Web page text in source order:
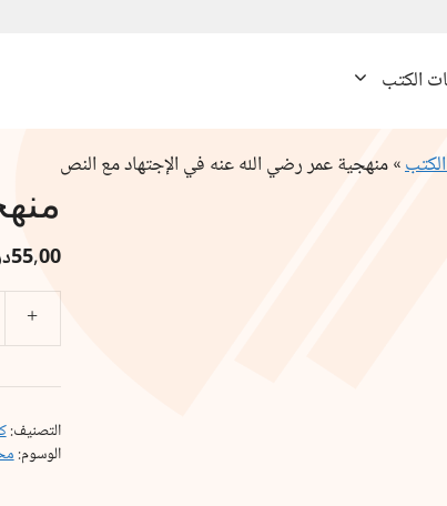
الكتب
»منهجية عمر رضي الله عنه في الإجتهاد مع النص
55,00
التصنيف:
الوسوم: